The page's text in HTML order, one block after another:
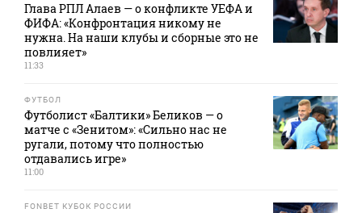
Глава РПЛ Алаев — о конфликте УЕФА и
ФИФА: «Конфронтация никому не
нужна. На наши клубы и сборные это не
повлияет»
11:33
ФУТБОЛ
Футболист «Балтики» Беликов — о
матче с «Зенитом»: «Сильно нас не
ругали, потому что полностью
отдавались игре»
11:00
FONBET КУБОК РОССИИ